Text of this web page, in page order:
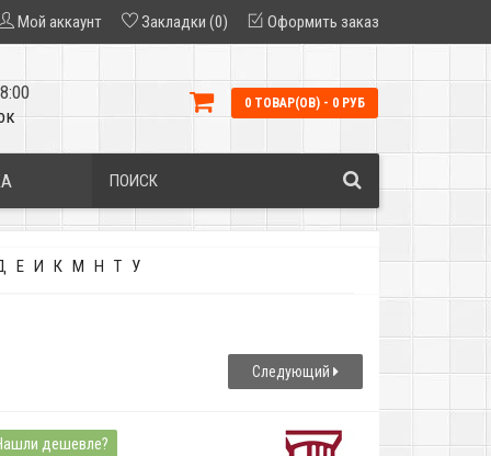
Мой аккаунт Закладки (0) Оформить заказ
0 ТОВАР(ОВ) - 0 РУБ
Е И К М Н Т У
Следующий
дешевле?